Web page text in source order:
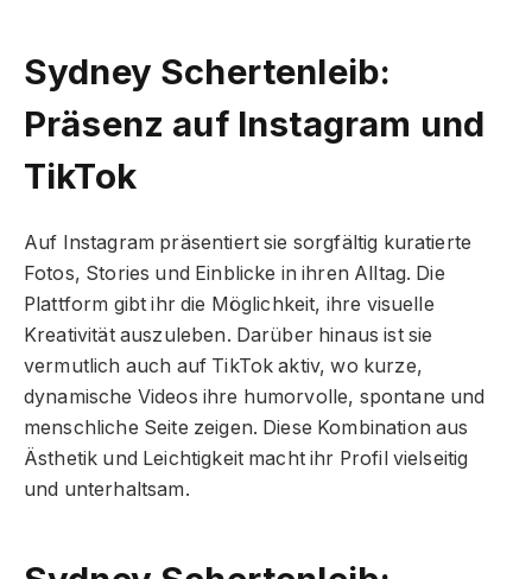
Sydney Schertenleib:
Präsenz auf Instagram und
TikTok
Auf Instagram präsentiert sie sorgfältig kuratierte
Fotos, Stories und Einblicke in ihren Alltag. Die
Plattform gibt ihr die Möglichkeit, ihre visuelle
Kreativität auszuleben. Darüber hinaus ist sie
vermutlich auch auf TikTok aktiv, wo kurze,
dynamische Videos ihre humorvolle, spontane und
menschliche Seite zeigen. Diese Kombination aus
Ästhetik und Leichtigkeit macht ihr Profil vielseitig
und unterhaltsam.